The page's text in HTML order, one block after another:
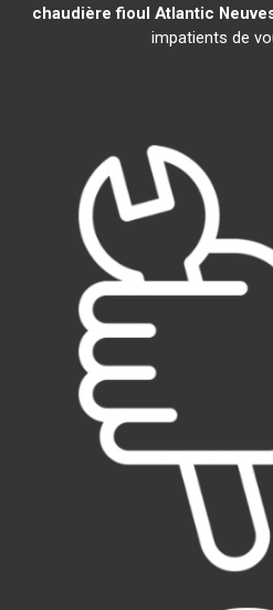
chaudière fioul Atlantic
impatients de